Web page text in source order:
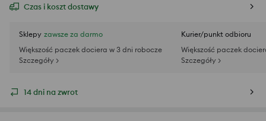
Czas i koszt dostawy
Sklepy zawsze za darmo
Większość paczek dociera w 3 dni robocze
Szczegóły >
Kurier/punkt odbioru
Większość paczek
Szczegóły >
14 dni na zwrot